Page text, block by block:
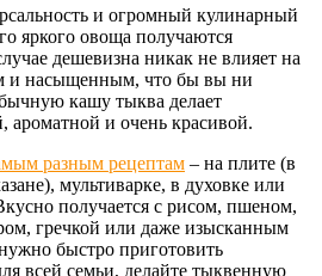
и огромный кулинарный
яркого овоща получаются
дешевизна никак не влияет на
и насыщенным, что бы вы ни
кашу тыква делает
ароматной и очень красивой.
разным рецептам – на плите (в
мультиварке, в духовке или
получается с рисом, пшеном,
гречкой или даже изысканным
быстро приготовить
всей семьи, делайте тыквенную